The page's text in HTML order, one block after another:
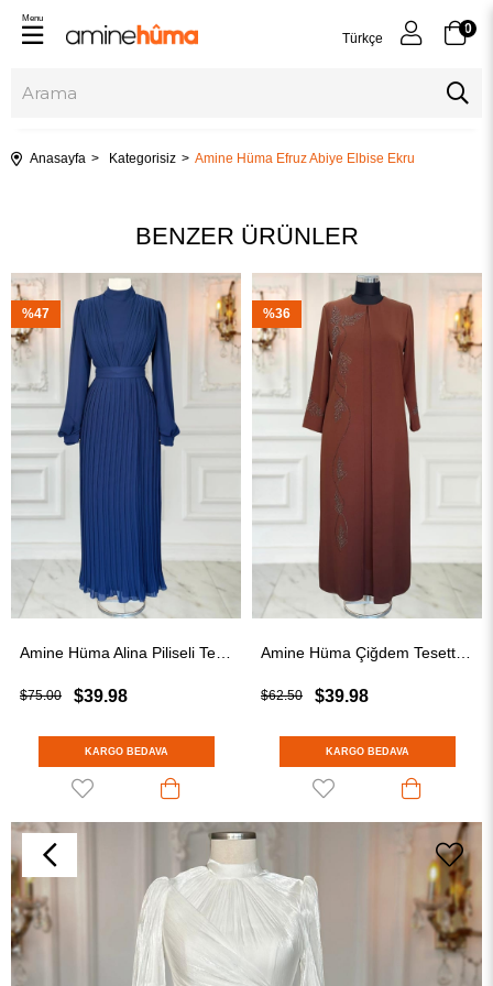
Türkçe
0
Menu
Anasayfa Kategorisiz Amine Hüma Efruz Abiye Elbise Ekru
BENZER ÜRÜNLER
$39.98
$75.00
KARGO BEDAVA
%47
$39.98
$62.50
KARGO BEDAVA
%36